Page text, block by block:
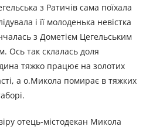
з Ратичів сама поїхала
і її молоденька невістка
з Дометієм Цегельським
Ось так склалась доля
тяжко працює на золотих
а о.Микола помирає в тяжких
отець-містодекан Микола